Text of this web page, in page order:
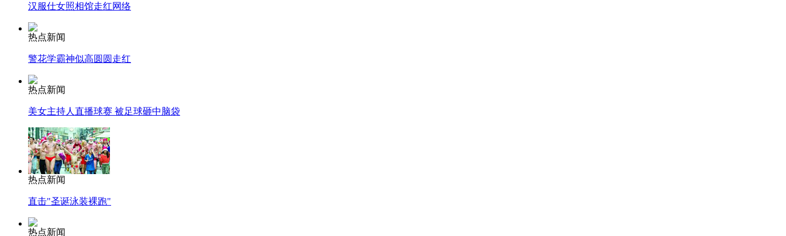
消防员救轻生者 花炮节热闹非凡
纽约上演“枕头大战”
司机酒驾遇交警 急速倒车逃窜
汉服仕女照相馆走红网络
热点新闻
警花学霸神似高圆圆走红
热点新闻
美女主持人直播球赛 被足球砸中脑袋
热点新闻
直击"圣诞泳装裸跑"
热点新闻